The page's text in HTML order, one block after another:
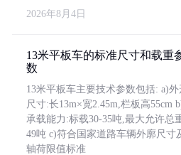
2026年8月4日
13米平板车的标准尺寸和载重
数
13米平板车主要技术参数包括: a)外
尺寸:长13m×宽2.45m,栏板高55cm
承载能力:标载30-35吨,最大允许总
49吨 c)符合国家道路车辆外廓尺寸
轴荷限值标准